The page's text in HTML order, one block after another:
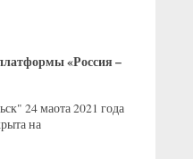
«Россия –
24 маота 2021 года
на